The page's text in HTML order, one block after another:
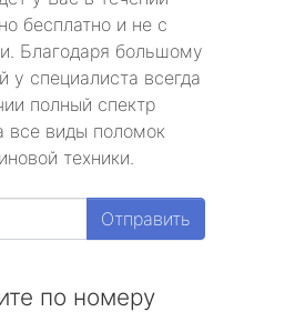
бесплатно и не с
Благодаря большому
у специалиста всегда
полный спектр
все виды поломок
техники.
Отправить
по номеру